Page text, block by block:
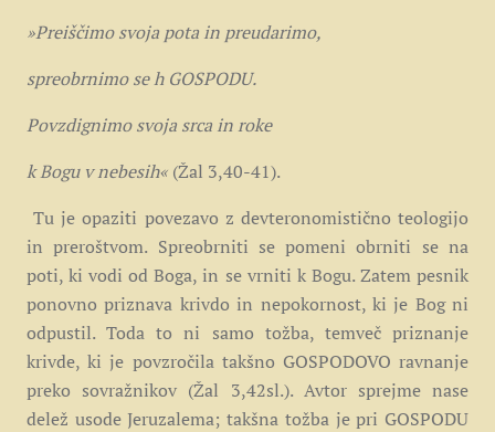
»Preiščimo svoja pota in preudarimo,
spreobrnimo se h GOSPODU.
Povzdignimo svoja srca in roke
k Bogu v nebesih« (Žal 3,40-41).
Tu je opaziti povezavo z devteronomistično teologijo
in preroštvom. Spreobrniti se pomeni obrniti se na
poti, ki vodi od Boga, in se vrniti k Bogu. Zatem pesnik
ponovno priznava krivdo in nepokornost, ki je Bog ni
odpustil. Toda to ni samo tožba, temveč priznanje
krivde, ki je povzročila takšno GOSPODOVO ravnanje
preko sovražnikov (Žal 3,42sl.). Avtor sprejme nase
delež usode Jeruzalema; takšna tožba je pri GOSPODU